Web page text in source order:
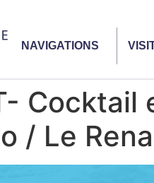
NAVIGATIONS
Cocktail
/ Le